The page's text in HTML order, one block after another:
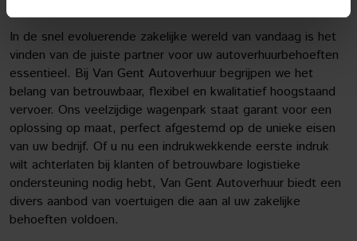
In de snel evoluerende zakelijke wereld van vandaag is het
vinden van de juiste partner voor uw autoverhuurbehoeften
essentieel. Bij Van Gent Autoverhuur begrijpen we het
belang van betrouwbaar, flexibel en kwalitatief hoogstaand
vervoer. Ons veelzijdige wagenpark staat garant voor een
oplossing op maat, perfect afgestemd op de unieke eisen
van uw bedrijf. Of u nu een indrukwekkende eerste indruk
wilt achterlaten bij klanten of betrouwbare logistieke
ondersteuning nodig hebt, Van Gent Autoverhuur biedt een
divers aanbod van voertuigen die aan al uw zakelijke
behoeften voldoen.